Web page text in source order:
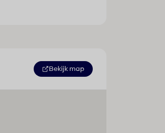
voor personeel
van algemeen
Bekijk map